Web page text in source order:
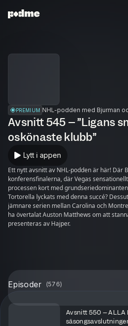
PREMIUM NHL-podden med Bjurman
Avsnitt 545 – ”Ligans
oskönaste klubb”
Lytt i appen
Ett nytt avsnitt av NHL-podden är här! Där
konferensfinalerna, där Vegas
processen kort med
Tortorella lyckats med denna succé?
jämnare serien mellan Carolina och
ha övertalat Auston Matthews om att
presenteras av Hajper.
Episoder (576)
Avsnitt 550 – ALLA